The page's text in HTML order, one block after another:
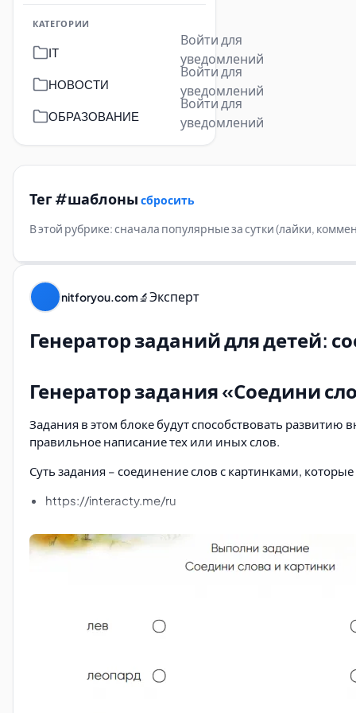
КАТЕГОРИИ
IT
Войти для
уведомлений
НОВОСТИ
Войти для
уведомлений
ОБРАЗОВАНИЕ
Войти для
уведомлений
Тег #шаблоны сбросить
В этой рубрике: сначала популярные за сутки (лайки,
nitforyou.com🔬Эксперт
Генератор заданий для детей:
Генератор задания «Соедини
Задания в этом блоке будут способствовать
правильное написание тех или иных слов.
Суть задания – соединение слов с картинками,
https://interacty.me/ru
https://www.educandy.com/
https://www.edu-games.org/word-games/
Увлекательное задание, помогающее развить